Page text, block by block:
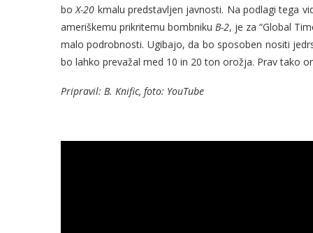
boX-20 kmalu predstavljen javnosti. Na podlagi tega
ameriškemu prikritemu bombnikuB-2, je za “Global
malo podrobnosti. Ugibajo, da bo sposoben nositi
bo lahko prevažal med 10 in 20 ton orožja. Prav tako
Pripravil: B. Knific, foto: YouTube